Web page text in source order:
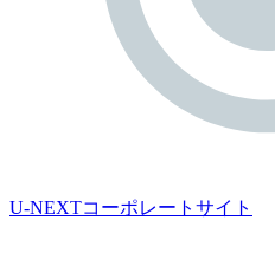
U-NEXTコーポレートサイト